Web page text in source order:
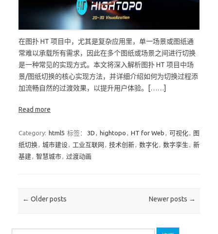
在图扑 HT 项目中，尤其是复杂应用里，单一场景或图纸通
常难以承载所有需求，因此在多个图纸或场景之间进行切换
是一种常见的实现方式。本文将深入解析图扑 HT 项目中场
景/图纸切换的核心实现方法，并详细介绍如何为切换过程添
加流畅自然的过渡效果，以提升用户体验。[……]
Read more
Category: html5 标签： 3D , hightopo , HT for Web , 可视化, 图
纸切换, 城市建设, 工业互联网 , 技术创新, 数字化, 数字孪生 , 新
基建, 智慧城市, 过渡动画
Post navigation
← Older posts Newer posts →